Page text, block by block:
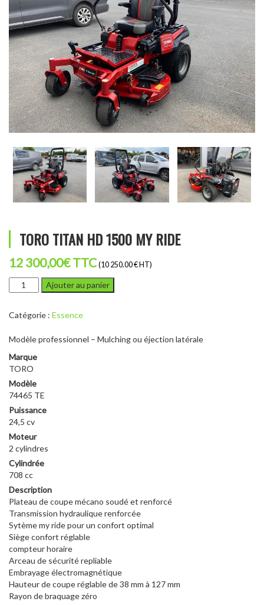
TORO TITAN HD 1500 MY RIDE
12 300,00€TTC (10 250.00 € HT)
quantité
de
TITAN
1500
MY
RIDE
Ajouter au panier
Catégorie : Essence
Modèle professionnel – Mulching ou éjection latérale
Marque
TORO
Modèle
74465 TE
Puissance
24,5 cv
Moteur
2 cylindres
Cylindrée
708 cc
Description
Plateau de coupe mécano soudé et renforcé
Transmission hydraulique renforcée
Sytème my ride pour un confort optimal
Siège confort réglable
compteur horaire
Arceau de sécurité repliable
Embrayage électromagnétique
Hauteur de coupe réglable de 38 mm à 127 mm
Rayon de braquage zéro